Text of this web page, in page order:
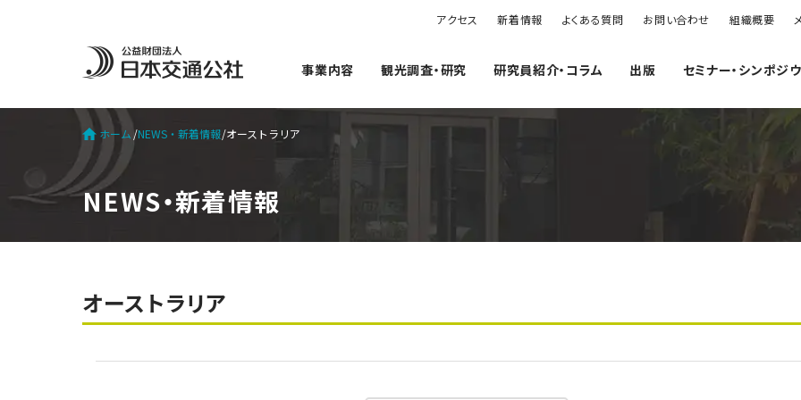
アクセス 新着情報 よくある質問 お問い合わせ 組織概要
事業内容 観光調査・研究 研究員紹介・コラム 出版 セミナー・シンポジ
ホーム NEWS・新着情報 オーストラリア
NEWS・新着情報
オーストラリア